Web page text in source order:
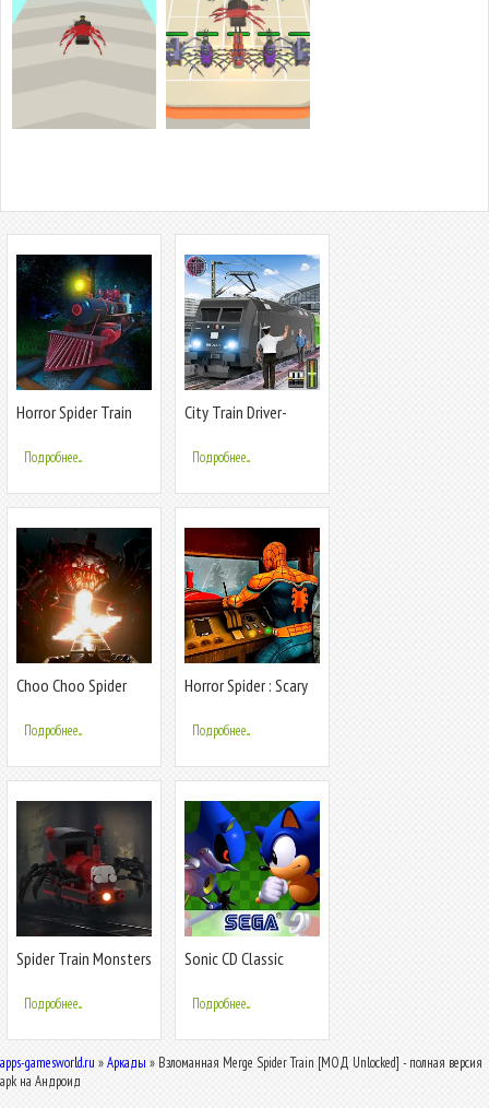
Horror Spider Train
Подробнее...
City Train Driver-
Подробнее...
Choo Choo Spider
Подробнее...
Horror Spider : Scary
Подробнее...
Spider Train Monsters
Подробнее...
Sonic CD Classic
Подробнее...
apps-gamesworld.ru »Аркады » Взломанная Merge Spider Train [МОД Unlocked] - полная версия
apk на Андроид